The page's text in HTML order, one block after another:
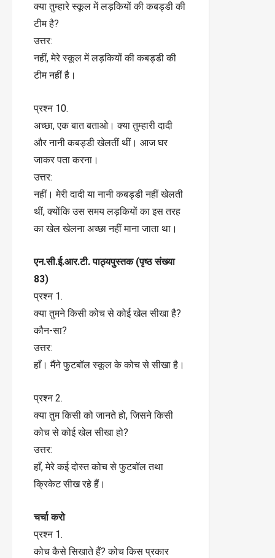
क्या तुम्हारे स्कूल में लड़कियों की कबड्डी की
टीम है?
उत्तर:
नहीं, मेरे स्कूल में लड़कियों की कबड्डी की
टीम नहीं है।
प्रश्न 10.
अच्छा, एक बात बताओ। क्या तुम्हारी दादी
और नानी कबड्डी खेलतीं थीं। आज घर
जाकर पता करना।
उत्तर:
नहीं। मेरी दादी या नानी कबड्डी नहीं खेलती
थीं, क्योंकि उस समय लड़कियों का इस तरह
का खेल खेलना अच्छा नहीं माना जाता था।
एन.सी.ई.आर.टी. पाठ्यपुस्तक (पृष्ठ संख्या
83)
प्रश्न 1.
क्या तुमने किसी कोच से कोई खेल सीखा है?
कौन-सा?
उत्तर:
हाँ। मैंने फुटबॉल स्कूल के कोच से सीखा है।
प्रश्न 2.
क्या तुम किसी को जानते हो, जिसने किसी
कोच से कोई खेल सीखा हो?
उत्तर:
हाँ, मेरे कई दोस्त कोच से फुटबॉल तथा
क्रिकेट सीख रहे हैं।
चर्चा करो
प्रश्न 1.
कोच कैसे सिखाते हैं? कोच किस प्रकार